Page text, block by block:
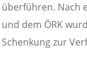
überführen. Nach
und dem ÖRK
Schenkung zur